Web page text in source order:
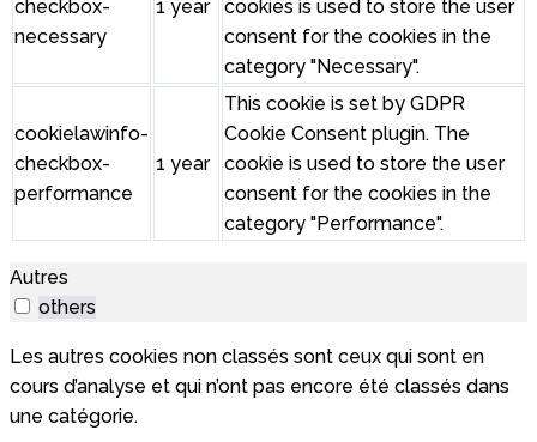
checkbox-
necessary
1 year
cookies is used to store the user
consent for the cookies in the
category "Necessary".
cookielawinfo-
checkbox-
performance
1 year
This cookie is set by GDPR
Cookie Consent plugin. The
cookie is used to store the user
consent for the cookies in the
category "Performance".
Autres
others
Les autres cookies non classés sont ceux qui sont en
cours d’analyse et qui n’ont pas encore été classés dans
une catégorie.